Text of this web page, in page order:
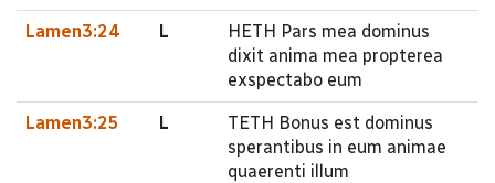
Lamen3:24 L
HETH Pars mea dominus
dixit anima mea propterea
exspectabo eum
Lamen3:25 L
TETH Bonus est dominus
sperantibus in eum animae
quaerenti illum